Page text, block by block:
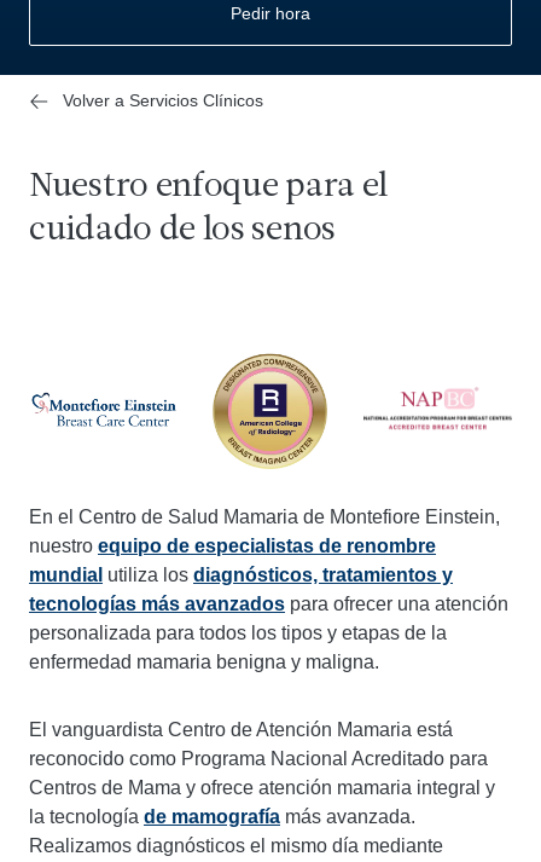
Pedir hora
Volver a Servicios Clínicos
Nuestro enfoque para el
cuidado de los senos
En el Centro de Salud Mamaria de Montefiore Einstein,
nuestro equipo de especialistas de renombre
mundial utiliza los diagnósticos, tratamientos y
tecnologías más avanzados para ofrecer una atención
personalizada para todos los tipos y etapas de la
enfermedad mamaria benigna y maligna.
El vanguardista Centro de Atención Mamaria está
reconocido como Programa Nacional Acreditado para
Centros de Mama y ofrece atención mamaria integral y
la tecnología de mamografía más avanzada.
Realizamos diagnósticos el mismo día mediante